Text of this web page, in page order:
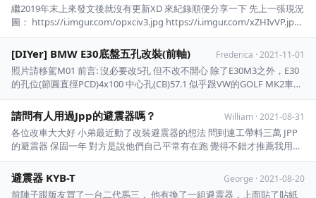
繼2019年末上來發文後就沒有更新XD 來紀錄順便分享一下 先上一張現況
圖： https://i.imgur.com/opxciv3.jpg https://i.imgur.com/xZHIvVP.jpg
https://i.imgur.com/tIDRzeC.jpg 這兩年間備了一堆日規料 訂在2021 ...
[DIYer] BMW E30底盤五孔改裝(前軸) Frederica · 2021-11-01
照片請移駕M01 前言: 沒必要改5孔 但不改不開心 除了E30M3之外，E30
的孔位(節圓直徑PCD)4x100 中心孔(CB)57.1 似乎跟VW的GOLF MK2車系
相同(歡迎補充) 4孔改5孔優缺比較 優點: 1. 5x120 (CB)72.56原廠輪框有海
量選擇 (*不能用E39的，CB不 ...
請問有人用過Jpp的避震器嗎？ William · 2021-08-31
各位改車大大好 小弟最近動了改裝避震器的想法 問到連工帶料三萬 JPP
的避震器 保固一年 對方是說他們自己平常有在跑 覺得不錯才推薦我用這
個牌子的 （小弟是開小鴨） 但好像很少聽到JPP的避震器 Google也沒什
避震器 KYB-T George · 2021-08-20
前陣子跟版友買了一台二代馬三， 他有換了一組避震器，上面貼了貼紙